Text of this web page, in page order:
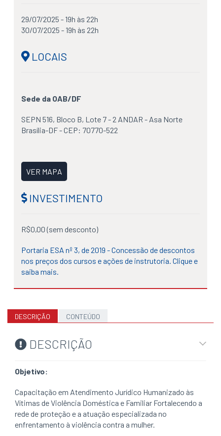
29/07/2025 - 19h às 22h
30/07/2025 - 19h às 22h
LOCAIS
Sede da OAB/DF
SEPN 516, Bloco B, Lote 7 - 2 ANDAR - Asa Norte
Brasília-DF - CEP: 70770-522
VER MAPA
INVESTIMENTO
R$0,00 (sem desconto)
Portaria ESA nº 3, de 2019 - Concessão de descontos
nos preços dos cursos e ações de instrutoria. Clique e
saiba mais.
DESCRIÇÃO CONTEÚDO
DESCRIÇÃO
Objetivo:
Capacitação em Atendimento Jurídico Humanizado às
Vítimas de Violência Doméstica e Familiar Fortalecendo a
rede de proteção e a atuação especializada no
enfrentamento à violência contra a mulher.